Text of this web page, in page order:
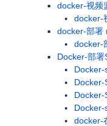
docker-视频
docker-
docker-部署
docker-
Docker-部
Docker-
Docker-
docker-